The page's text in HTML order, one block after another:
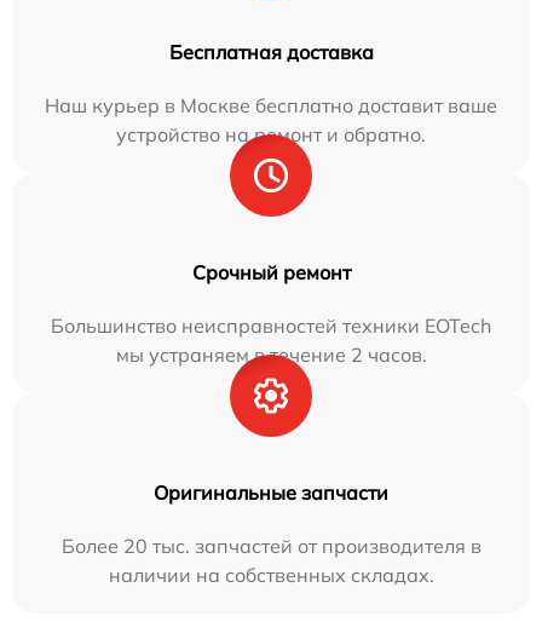
Бесплатная доставка
Наш курьер в Москве бесплатно доставит ваше
устройство на ремонт и обратно.
Срочный ремонт
Большинство неисправностей техники EOTech
мы устраняем в течение 2 часов.
Оригинальные запчасти
Более 20 тыс. запчастей от производителя в
наличии на собственных складах.